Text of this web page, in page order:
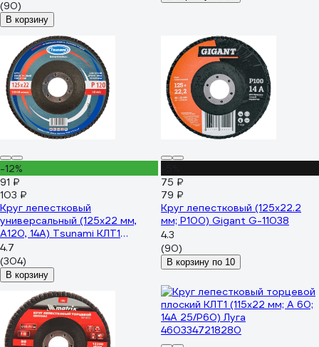
(90)
В корзину
-12%
91 ₽
103 ₽
Круг лепестковый
универсальный (125х22 мм,
А120, 14А) Tsunami КЛТ1
D96100000012582
4.7
(304)
В корзину
75 ₽
79 ₽
Круг лепестковый (125x22.2
мм; P100) Gigant G-11038
4.3
(90)
В корзину по 10